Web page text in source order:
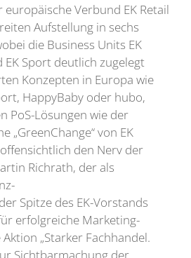
Verbund EK Retail
Aufstellung in sechs
die Business Units EK
EK Sport deutlich zugelegt
Konzepten in Europa wie
HappyBaby oder hubo,
PoS-Lösungen wie der
„GreenChange“ von EK
den Nerv der
Richrath, der als
Spitze des EK-Vorstands
erfolgreiche Marketing-
„Starker Fachhandel.
Sichtbarmachung der